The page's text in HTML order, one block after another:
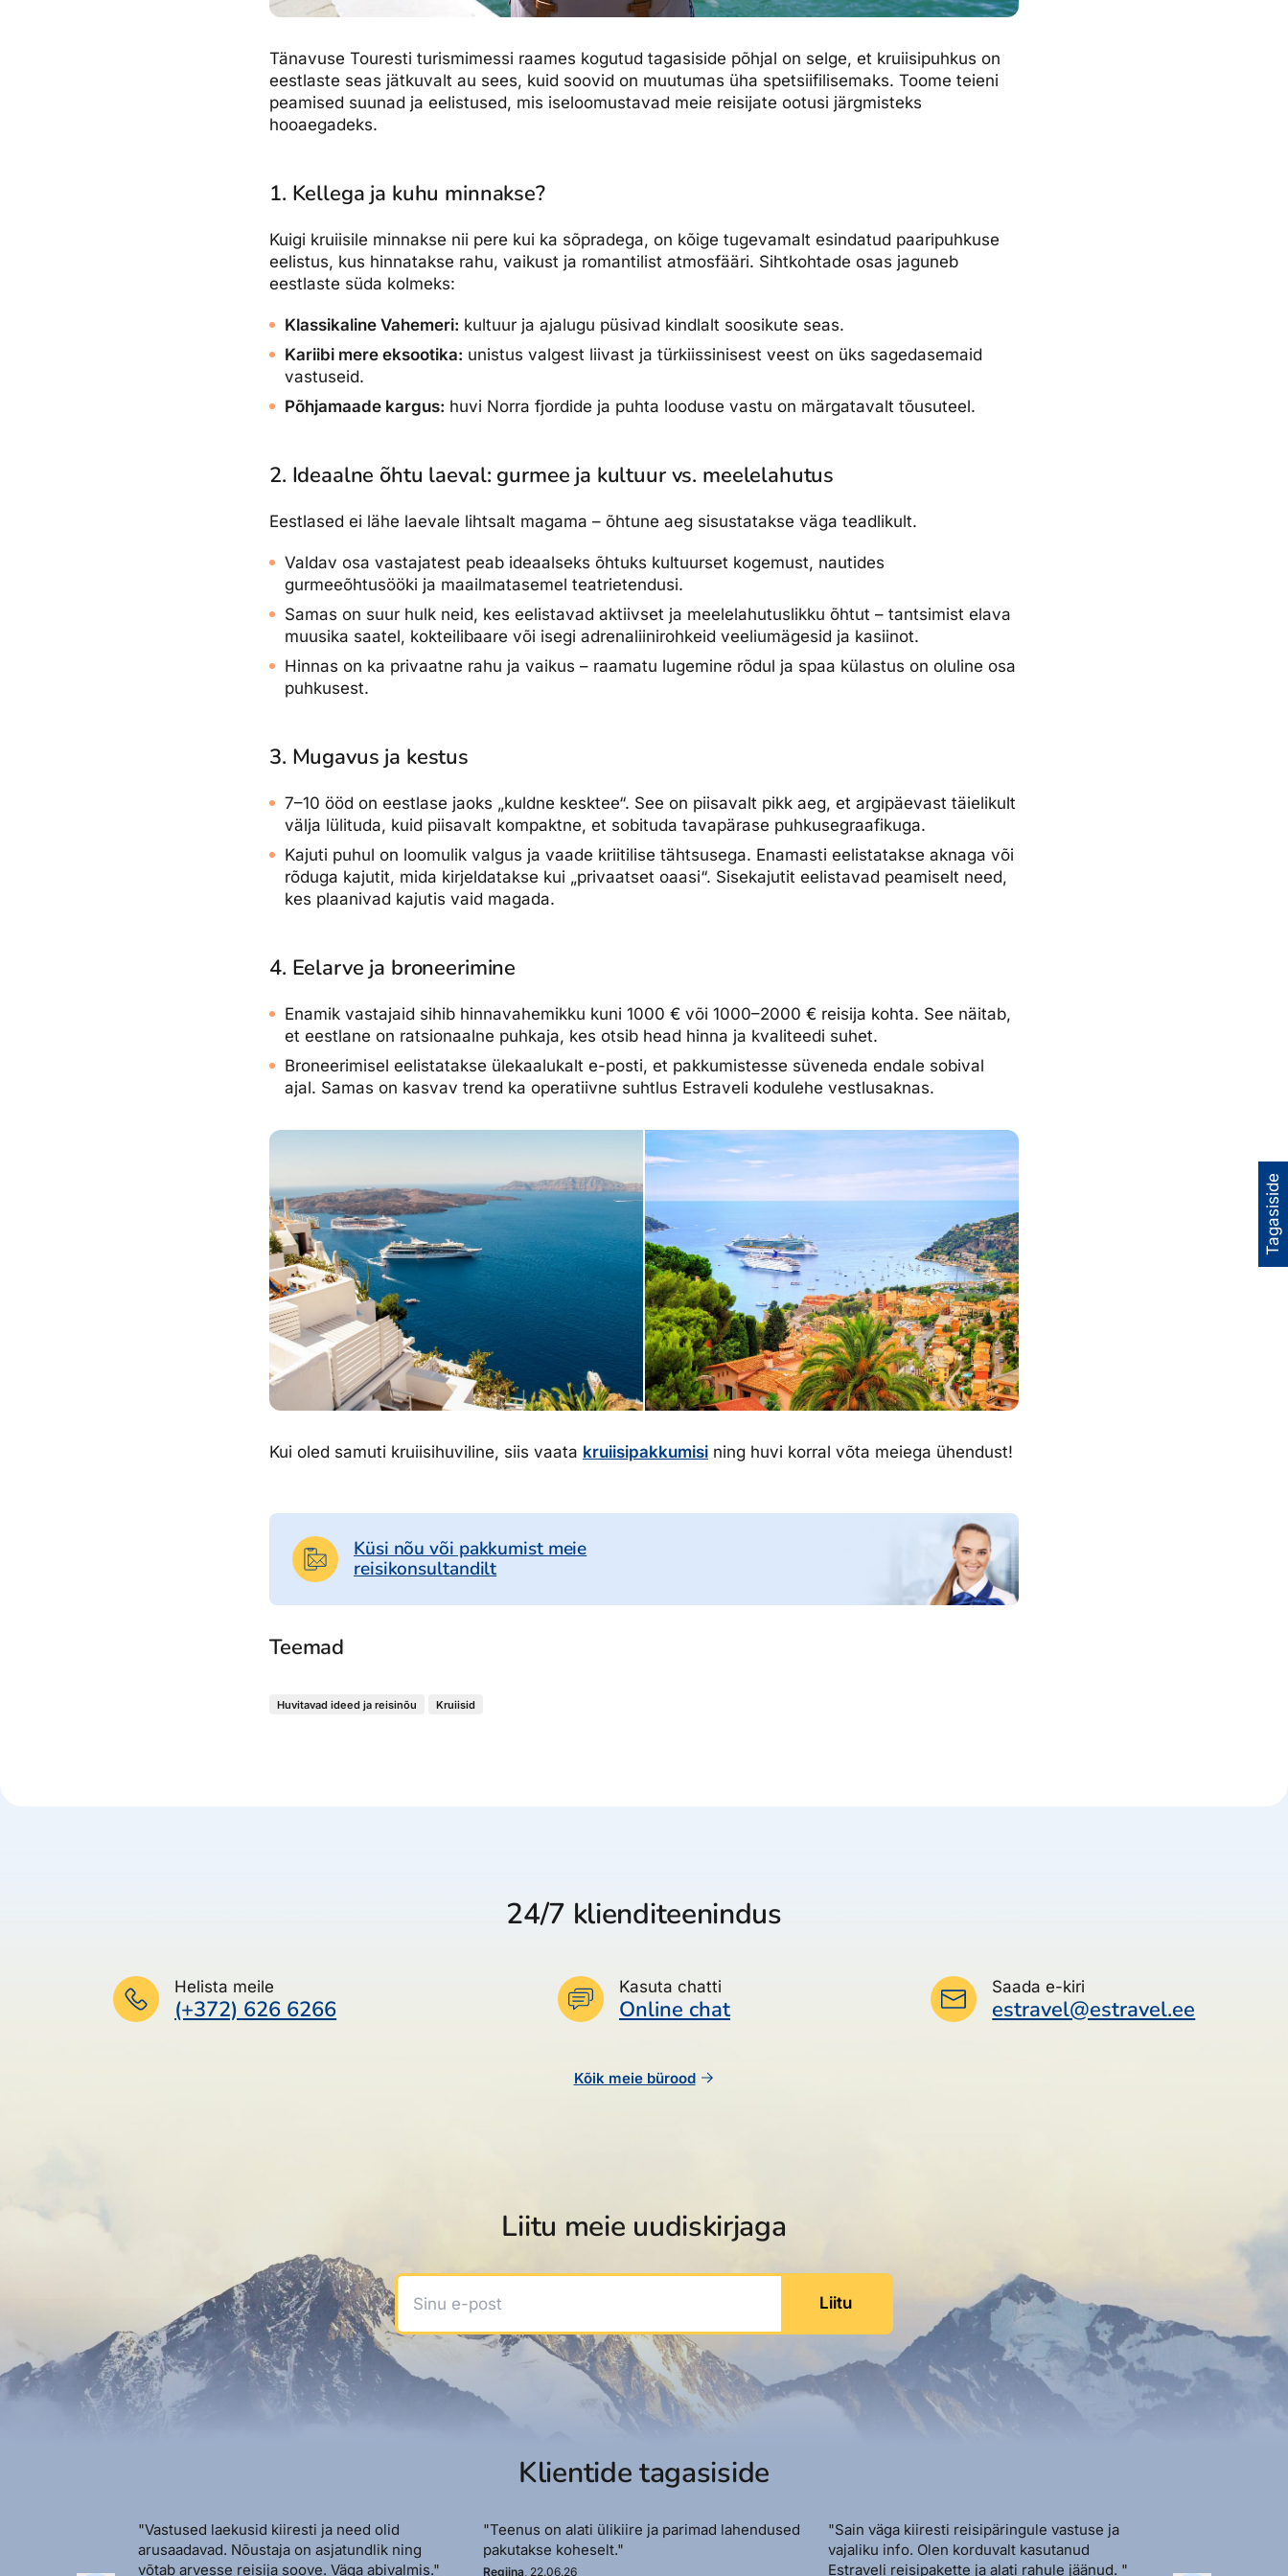
Tagasiside
Tänavuse Touresti turismimessi raames kogutud tagasiside põhjal on selge, et kruiisipuhkus on
eestlaste seas jätkuvalt au sees, kuid soovid on muutumas üha spetsiifilisemaks. Toome teieni
peamised suunad ja eelistused, mis iseloomustavad meie reisijate ootusi järgmisteks
hooaegadeks.
1. Kellega ja kuhu minnakse?
Kuigi kruiisile minnakse nii pere kui ka sõpradega, on kõige tugevamalt esindatud paaripuhkuse
eelistus, kus hinnatakse rahu, vaikust ja romantilist atmosfääri. Sihtkohtade osas jaguneb
eestlaste süda kolmeks:
Klassikaline Vahemeri: kultuur ja ajalugu püsivad kindlalt soosikute seas.
Kariibi mere eksootika: unistus valgest liivast ja türkiissinisest veest on üks sagedasemaid
vastuseid.
Põhjamaade kargus: huvi Norra fjordide ja puhta looduse vastu on märgatavalt tõusuteel.
2. Ideaalne õhtu laeval: gurmee ja kultuur vs. meelelahutus
Eestlased ei lähe laevale lihtsalt magama – õhtune aeg sisustatakse väga teadlikult.
Valdav osa vastajatest peab ideaalseks õhtuks kultuurset kogemust, nautides
gurmeeõhtusööki ja maailmatasemel teatrietendusi.
Samas on suur hulk neid, kes eelistavad aktiivset ja meelelahutuslikku õhtut – tantsimist elava
muusika saatel, kokteilibaare või isegi adrenaliinirohkeid veeliumägesid ja kasiinot.
Hinnas on ka privaatne rahu ja vaikus – raamatu lugemine rõdul ja spaa külastus on oluline osa
puhkusest.
3. Mugavus ja kestus
7–10 ööd on eestlase jaoks „kuldne kesktee“. See on piisavalt pikk aeg, et argipäevast täielikult
välja lülituda, kuid piisavalt kompaktne, et sobituda tavapärase puhkusegraafikuga.
Kajuti puhul on loomulik valgus ja vaade kriitilise tähtsusega. Enamasti eelistatakse aknaga või
rõduga kajutit, mida kirjeldatakse kui „privaatset oaasi“. Sisekajutit eelistavad peamiselt need,
kes plaanivad kajutis vaid magada.
4. Eelarve ja broneerimine
Enamik vastajaid sihib hinnavahemikku kuni 1000 € või 1000–2000 € reisija kohta. See näitab,
et eestlane on ratsionaalne puhkaja, kes otsib head hinna ja kvaliteedi suhet.
Broneerimisel eelistatakse ülekaalukalt e-posti, et pakkumistesse süveneda endale sobival
ajal. Samas on kasvav trend ka operatiivne suhtlus Estraveli kodulehe vestlusaknas.
Kui oled samuti kruiisihuviline, siis vaata kruiisipakkumisi ning huvi korral võta meiega ühendust!
Küsi nõu või pakkumist meie
reisikonsultandilt
Teemad
Huvitavad ideed ja reisinõu Kruiisid
24/7 klienditeenindus
Helista meile
(+372) 626 6266
Kasuta chatti
Online chat
Saada e-kiri
estravel@estravel.ee
Kõik meie bürood
Liitu meie uudiskirjaga
Sinu e-post
Liitu
Klientide tagasiside
"Vastused laekusid kiiresti ja need olid
arusaadavad. Nõustaja on asjatundlik ning
võtab arvesse reisija soove. Väga abivalmis."
"Teenus on alati ülikiire ja parimad lahendused
pakutakse koheselt."
Regiina , 22.06.26
"Sain väga kiiresti reisipäringule vastuse ja
vajaliku info. Olen korduvalt kasutanud
Estraveli reisipakette ja alati rahule jäänud. "
soovi korral. "